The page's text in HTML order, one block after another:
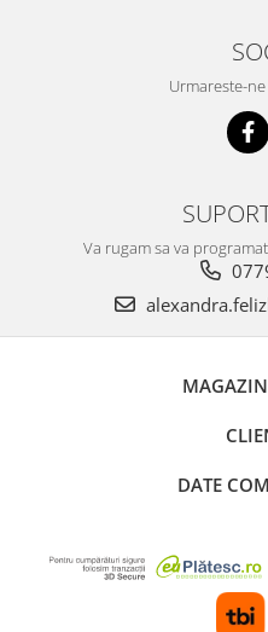
Urmareste-
Va rugam sa va
DATE